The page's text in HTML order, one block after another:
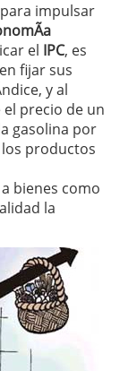
impulsar
el IPC, es
fijar sus
y al
precio de un
gasolina por
los productos
bienes como
la